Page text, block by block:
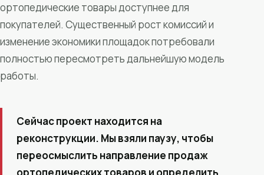
ортопедические товары доступнее для
покупателей. Существенный рост комиссий и
изменение экономики площадок потребовали
полностью пересмотреть дальнейшую модель
работы.
Сейчас проект находится на
реконструкции. Мы взяли паузу, чтобы
переосмыслить направление продаж